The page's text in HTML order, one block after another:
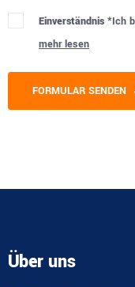
Einverständnis *Ich
mehr lesen
Please leave this field
FORMULAR SENDEN
Über uns